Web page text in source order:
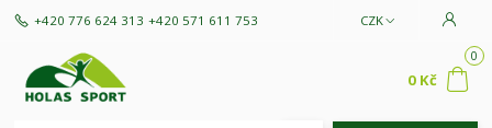
CZK
+420 776 624 313 +420 571 611 753
0
0 Kč